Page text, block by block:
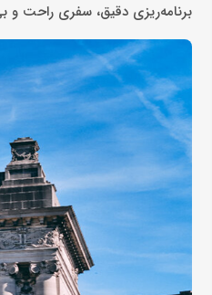
برنامه‌ریزی دقیق، سفری راحت و